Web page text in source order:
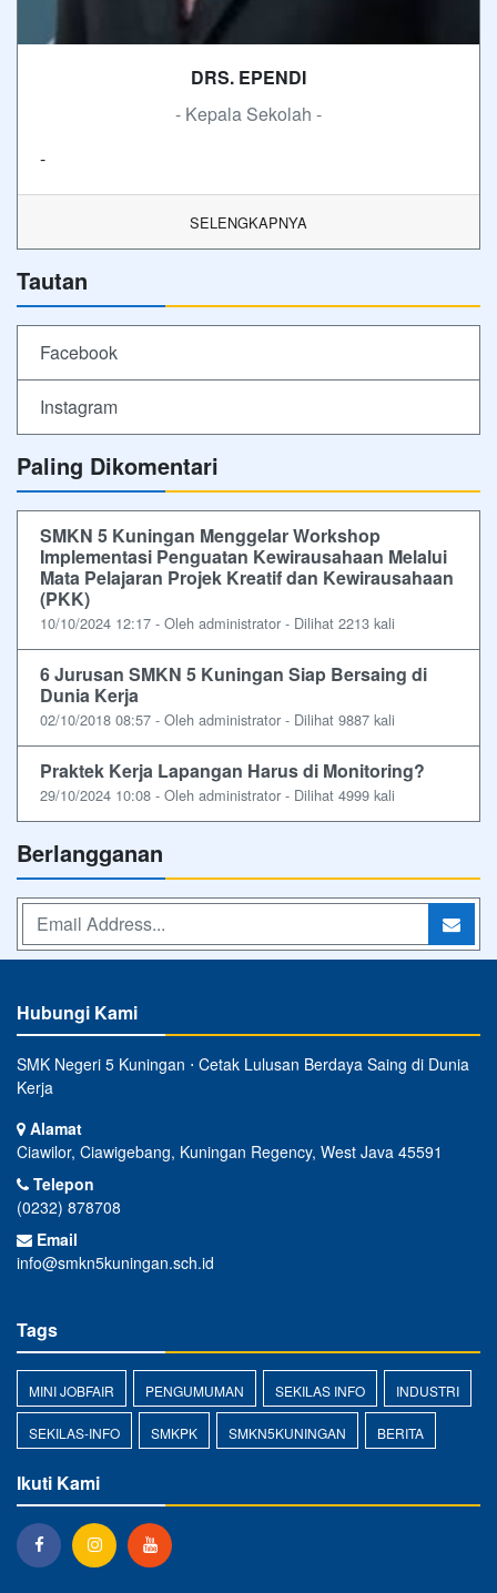
DRS. EPENDI
- Kepala Sekolah -
-
SELENGKAPNYA
Tautan
Facebook
Instagram
Paling Dikomentari
SMKN 5 Kuningan Menggelar Workshop
Implementasi Penguatan Kewirausahaan Melalui
Mata Pelajaran Projek Kreatif dan Kewirausahaan
(PKK)
10/10/2024 12:17 - Oleh administrator - Dilihat 2213 kali
6 Jurusan SMKN 5 Kuningan Siap Bersaing di
Dunia Kerja
02/10/2018 08:57 - Oleh administrator - Dilihat 9887 kali
Praktek Kerja Lapangan Harus di Monitoring?
29/10/2024 10:08 - Oleh administrator - Dilihat 4999 kali
Berlangganan
Hubungi Kami
SMK Negeri 5 Kuningan ⋅ Cetak Lulusan Berdaya Saing di Dunia
Kerja
Alamat
Ciawilor, Ciawigebang, Kuningan Regency, West Java 45591
Telepon
(0232) 878708
Email
info@smkn5kuningan.sch.id
Tags
MINI JOBFAIR PENGUMUMAN SEKILAS INFO INDUSTRI
SEKILAS-INFO SMKPK SMKN5KUNINGAN BERITA
Ikuti Kami